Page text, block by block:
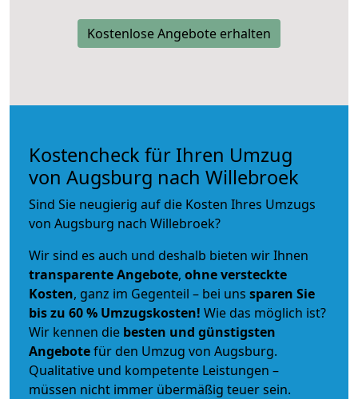
Kostenlose Angebote erhalten
Kostencheck für Ihren Umzug
von Augsburg nach Willebroek
Sind Sie neugierig auf die Kosten Ihres Umzugs
von Augsburg nach Willebroek?
Wir sind es auch und deshalb bieten wir Ihnen
transparente Angebote, ohne versteckte
Kosten, ganz im Gegenteil – bei uns sparen Sie
bis zu 60 % Umzugskosten! Wie das möglich ist?
Wir kennen die besten und günstigsten
Angebotefür den Umzug von Augsburg.
Qualitative und kompetente Leistungen –
müssen nicht immer übermäßig teuer sein.